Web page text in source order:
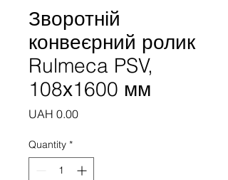
Зворотній
конвеєрний ролик
Rulmeca PSV,
108х1600 мм
UAH 0.00Price
Quantity *